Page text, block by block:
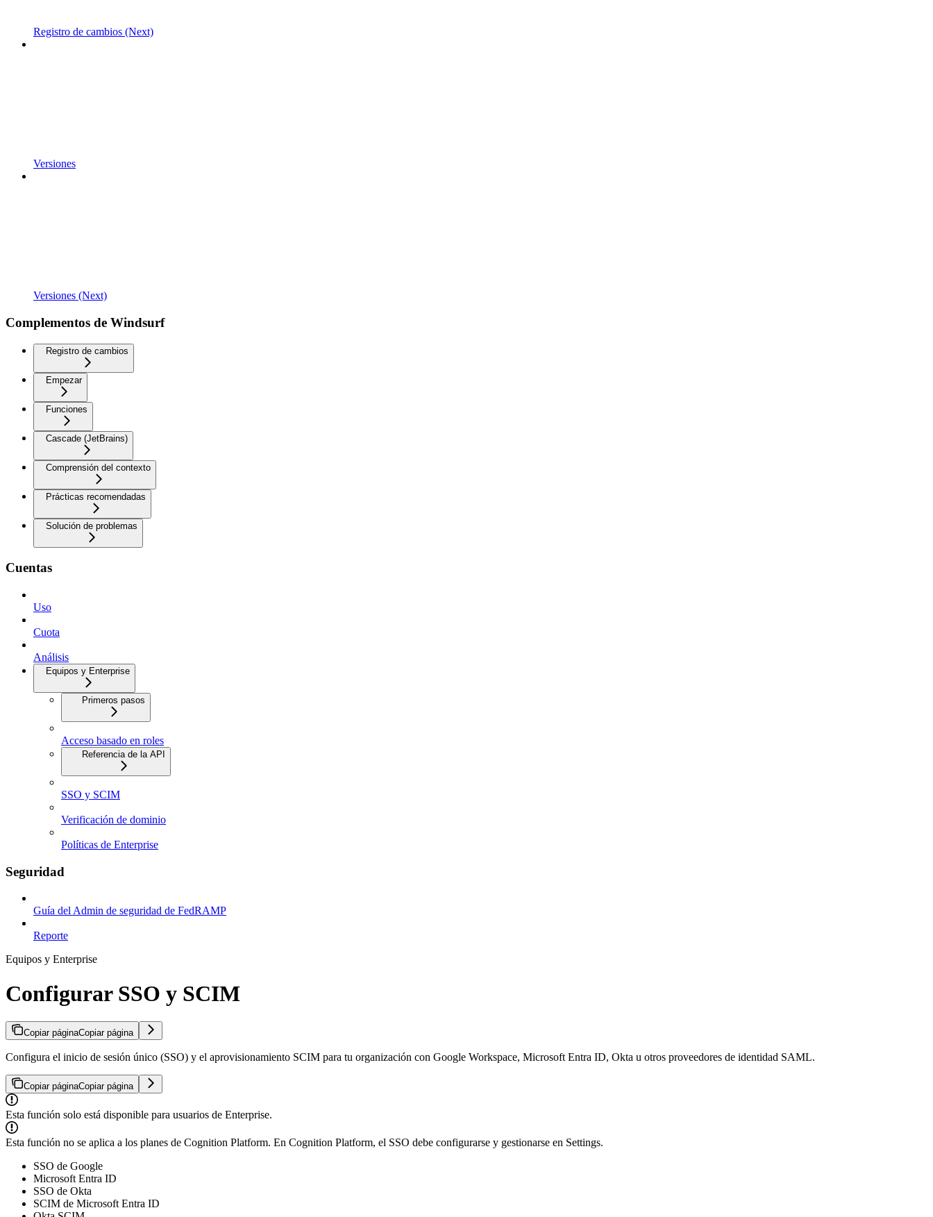
Registro de cambios (Next)
Versiones
Versiones (Next)
Complementos de Windsurf
Registro de cambios
Empezar
Funciones
Cascade (JetBrains)
Comprensión del contexto
Prácticas recomendadas
Solución de problemas
Cuentas
Uso
Cuota
Análisis
Equipos y Enterprise
Primeros pasos
Acceso basado en roles
Referencia de la API
SSO y SCIM
Verificación de dominio
Políticas de Enterprise
Seguridad
Guía del Admin de seguridad de FedRAMP
Reporte
Equipos y Enterprise
Configurar SSO y SCIM
Copiar páginaCopiar página
Configura el inicio de sesión único (SSO) y el aprovisionamiento SCIM para tu organización con Google Workspace, Microsoft Entra ID, Okta u otros proveedores de identidad SAML.
Copiar páginaCopiar página
Esta función solo está disponible para usuarios de Enterprise.
Esta función no se aplica a los planes de Cognition Platform. En Cognition Platform, el SSO debe configurarse y gestionarse en Settings.
SSO de Google
Microsoft Entra ID
SSO de Okta
SCIM de Microsoft Entra ID